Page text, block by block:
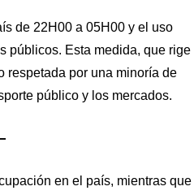
de 22H00 a 05H00 y el uso
públicos. Esta medida, que rige
respetada por una minoría de
público y los mercados.
en el país, mientras que